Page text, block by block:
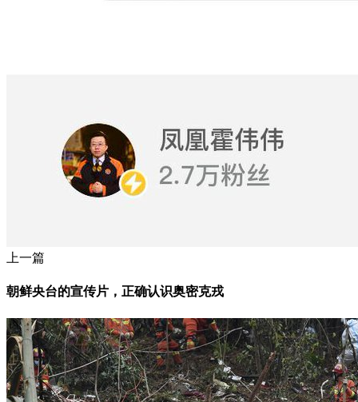
上一篇
朝鲜央台的宣传片，正确认识奥密克戎